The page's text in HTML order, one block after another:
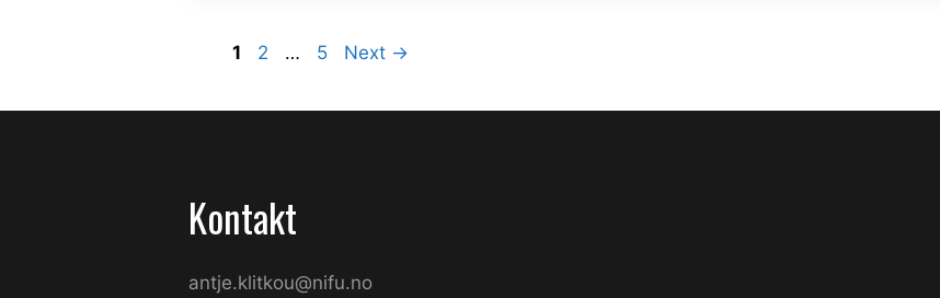
Page
1 Page
2 … Page
5 Next →
Kontakt
antje.klitkou@nifu.no